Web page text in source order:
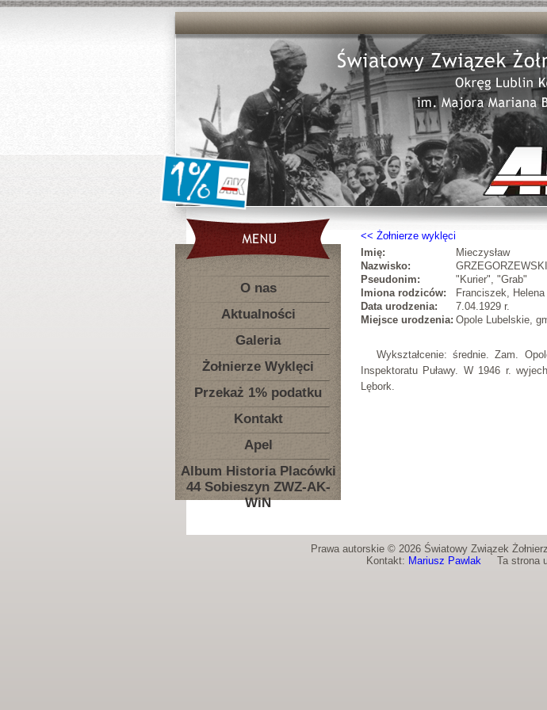
O nas
Aktualności
Galeria
Żołnierze Wyklęci
Przekaż 1% podatku
Kontakt
Apel
Album Historia Placówki
44 Sobieszyn ZWZ-AK-
WiN
Żołnierze wyklęci
Imię:
Mieczysław
Nazwisko:
GRZEGORZEWSKI
Pseudonim:
"Kurier", "Grab"
Imiona rodziców:
Franciszek,
Data urodzenia:
7.04.1929 r.
Miejsce urodzenia: Opole Lubelskie,
Wykształcenie: średnie. Zam.
Inspektoratu Puławy. W 1946 r.
Lębork.
Prawa autorskie © 2026 Światowy Związek
Kontakt: Mariusz PawlakTa strona